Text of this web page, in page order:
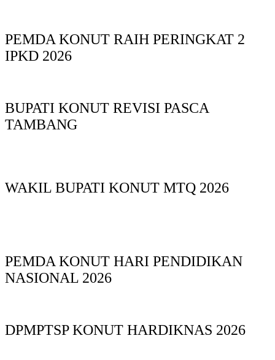
PEMDA KONUT RAIH PERINGKAT 2
IPKD 2026
BUPATI KONUT REVISI PASCA
TAMBANG
WAKIL BUPATI KONUT MTQ 2026
PEMDA KONUT HARI PENDIDIKAN
NASIONAL 2026
DPMPTSP KONUT HARDIKNAS 2026